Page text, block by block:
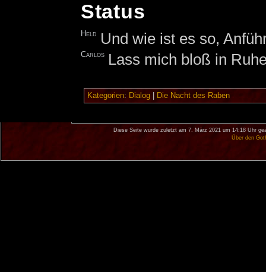
Status
Held Und wie ist es so,
Carlos Lass mich bloß in
Kategorien: Dialog| Die Nacht des Raben
Diese Seite wurde zuletzt am 7. März 2021 um 14:18 Uhr
Über den